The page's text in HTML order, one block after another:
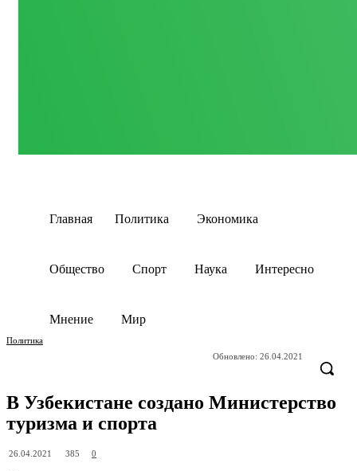
Главная Политика Экономика
Общество Спорт Наука Интересно
Мнение Мир
Политика
Обновлено: 26.04.2021
В Узбекистане создано Министерство
туризма и спорта
26.04.2021 385 0